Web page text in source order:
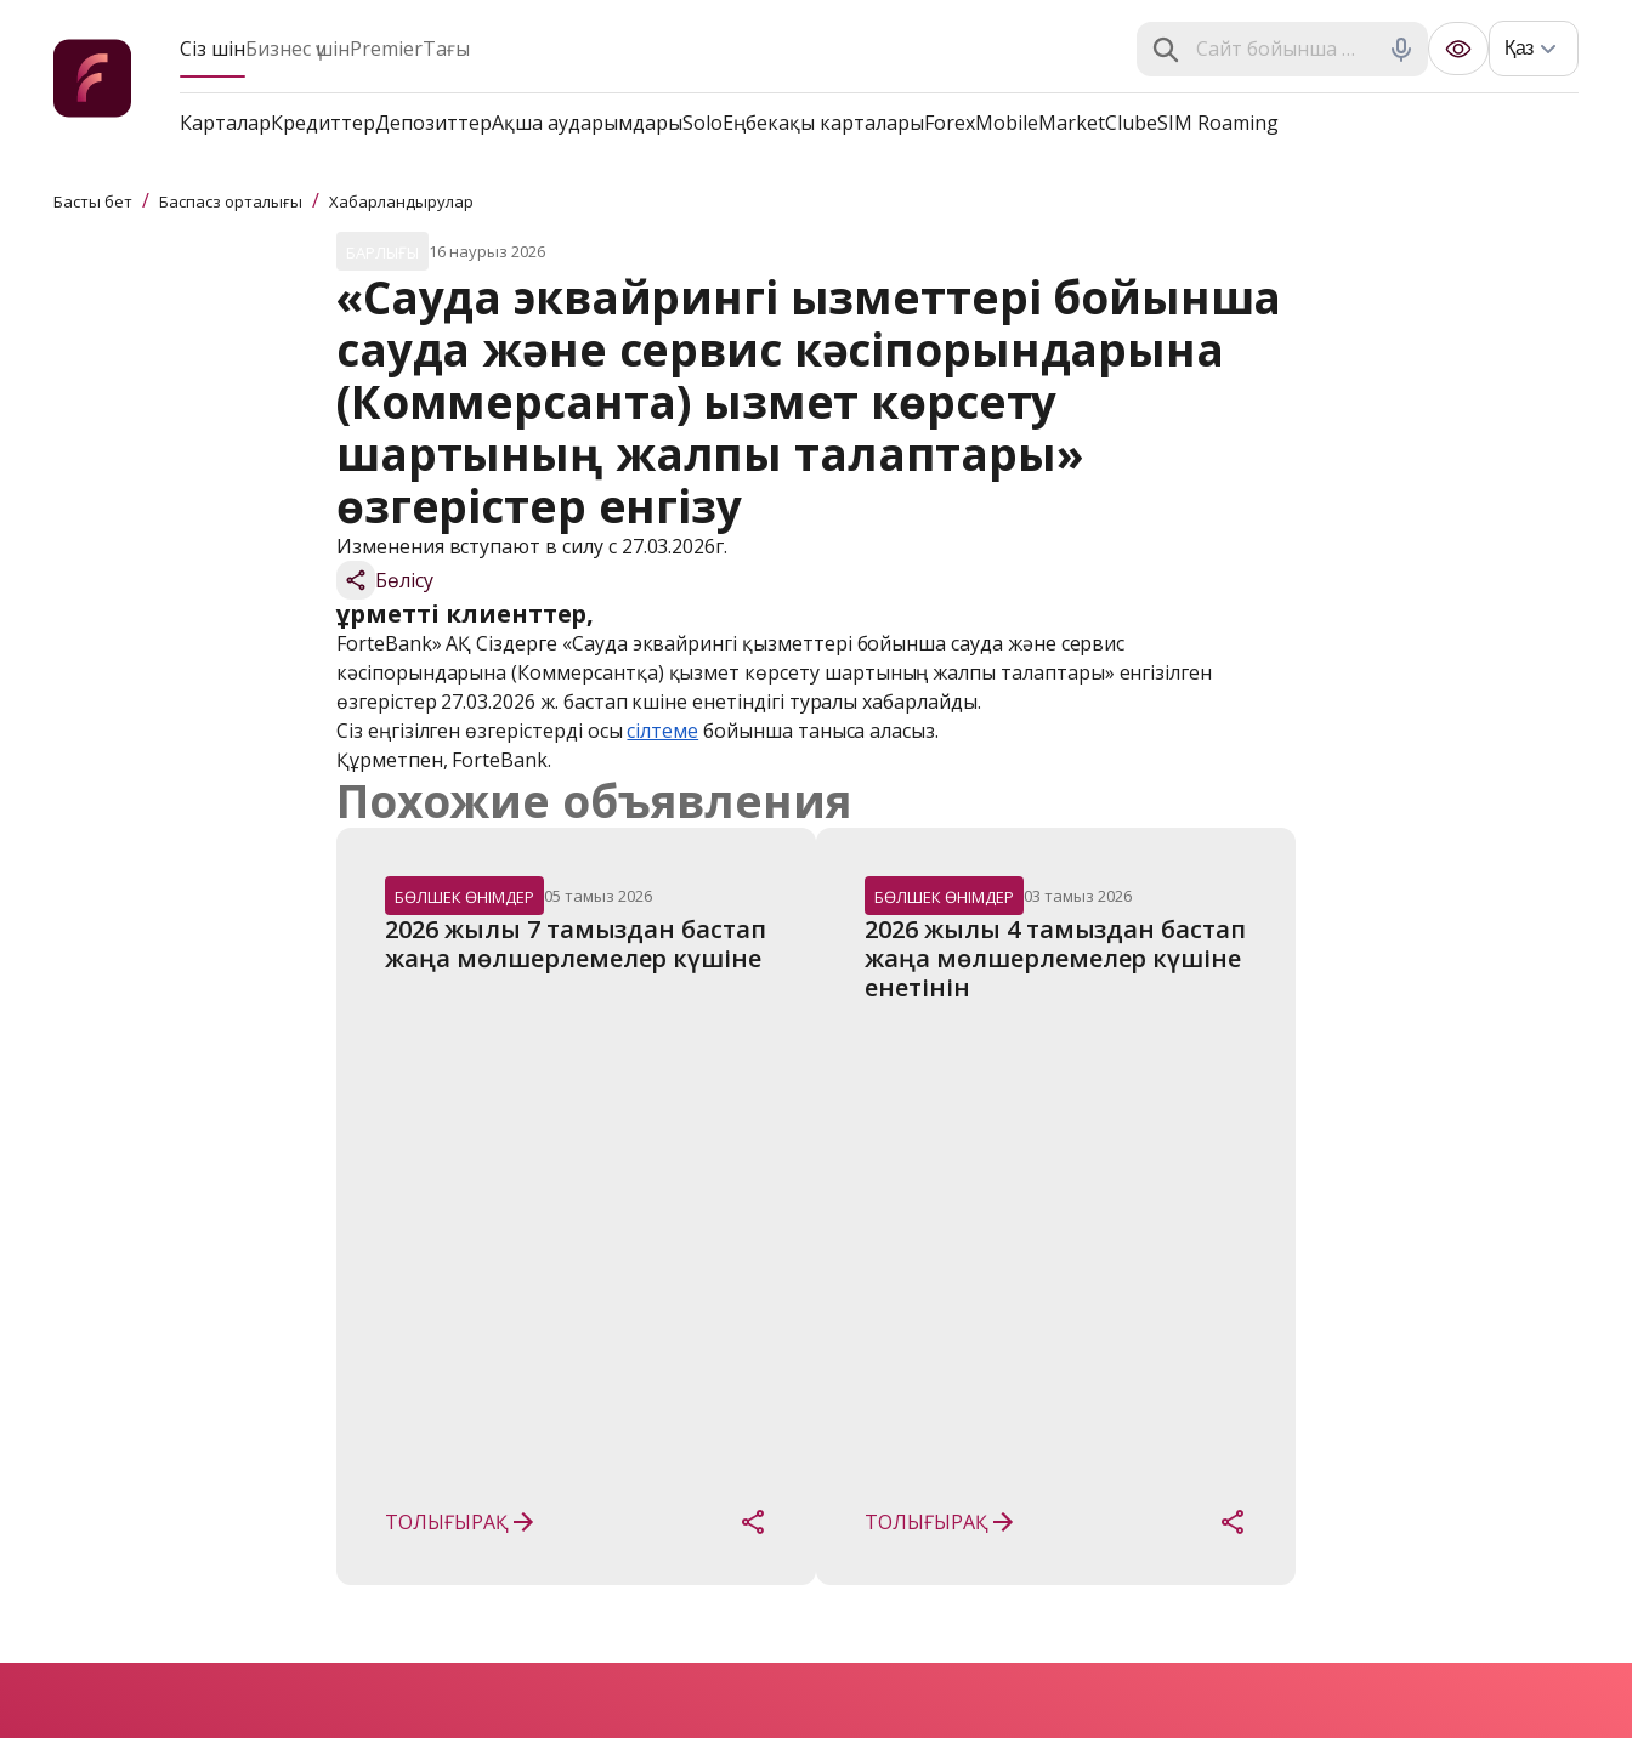
Сіз үшінБизнес үшінPremierТағы Қаз
КарталарКредиттерДепозиттерАқша аударымдарыSoloЕңбекақы карталарыForexMobileMarketClubeSIM Roaming
Басты бет / Баспасөз орталығы / Хабарландырулар
16 наурыз 2026
«Сауда эквайрингі қызметтері бойынша
сауда және сервис кәсіпорындарына
(Коммерсантқа) қызмет көрсету
шартының жалпы талаптары»
өзгерістер енгізу
Изменения вступают в силу с 27.03.2026г.
Бөлісу
Құрметті клиенттер,
ForteBank» АҚ Сіздерге «Сауда эквайрингі қызметтері бойынша сауда және сервис
кәсіпорындарына (Коммерсантқа) қызмет көрсету шартының жалпы талаптары» енгізілген
өзгерістер 27.03.2026 ж. бастап күшіне енетіндігі туралы хабарлайды.
Сіз еңгізілген өзгерістерді осы сілтеме бойынша таныса аласыз.
Құрметпен, ForteBank.
Похожие объявления
БӨЛШЕК ӨНІМДЕР 05 тамыз 2026
2026 жылғы 7 тамыздан бастап
ТОЛЫҒЫРАҚ
БӨЛШЕК ӨНІМДЕР 03 тамыз 2026
2026 жылғы 4 тамыздан бастап
жаңа мөлшерлемелер күшіне
ТОЛЫҒЫРАҚ